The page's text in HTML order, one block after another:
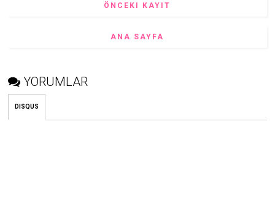
ÖNCEKI KAYIT
ANA SAYFA
YORUMLAR
DISQUS